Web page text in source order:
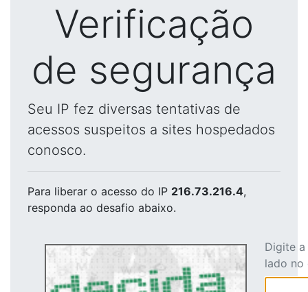
Verificação
de segurança
Seu IP fez diversas tentativas de
acessos suspeitos a sites hospedados
conosco.
Para liberar o acesso do IP 216.73.216.4,
responda ao desafio abaixo.
Digite
lado no